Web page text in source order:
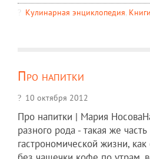
Кулинарная энциклопедия,
Про напитки
10 октября 2012
Про напитки | Мария
разного рода - такая же
гастрономической жизни,